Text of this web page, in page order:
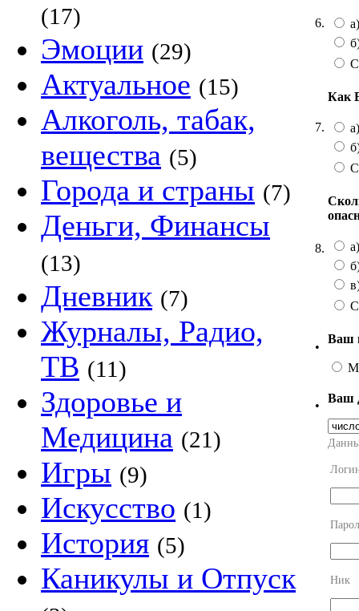
(17)
Эмоции (29)
Актуальное (15)
Алкоголь, табак,
вещества (5)
Города и страны (7)
Деньги, Финансы
(13)
Дневник (7)
Журналы, Радио,
ТВ (11)
Здоровье и
Медицина (21)
Игры (9)
Искусство (1)
История (5)
Каникулы и Отпуск
6.
7.
Как
8.
•
Ваш
•
Ваш
Ник